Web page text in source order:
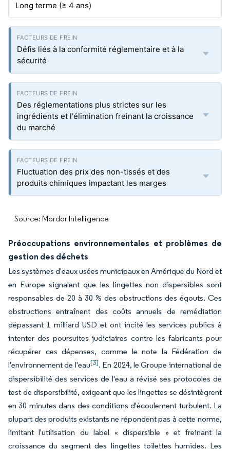
Long terme (≥ 4 ans)
Défis liés à la conformité réglementaire et à la
sécurité
Des réglementations plus strictes sur les
ingrédients et l'élimination freinant la croissance
du marché
Fluctuation des prix des non-tissés et des
produits chimiques impactant les marges
Source: Mordor Intelligence
Préoccupations environnementales et problèmes de
gestion des déchets
Les systèmes d'eaux usées municipaux en Amérique du Nord et
en Europe signalent que les lingettes non dispersibles sont
responsables de 20 à 30 % des obstructions des égouts. Ces
obstructions entraînent des coûts annuels de remédiation
dépassant 1 milliard USD et ont incité les services publics à
intenter des poursuites judiciaires contre les fabricants pour
récupérer ces dépenses, comme le note la Fédération de
l'environnement de l'eau[3]. En 2024, le Groupe international de
dispersibilité des services de l'eau a révisé ses protocoles de
test de dispersibilité, exigeant que les lingettes se désintègrent
en 30 minutes dans des conditions d'écoulement turbulent. La
plupart des produits existants ne répondent pas à cette norme,
limitant l'utilisation du label « dispersible » et freinant la
croissance du segment des lingettes toilettes humides. Les